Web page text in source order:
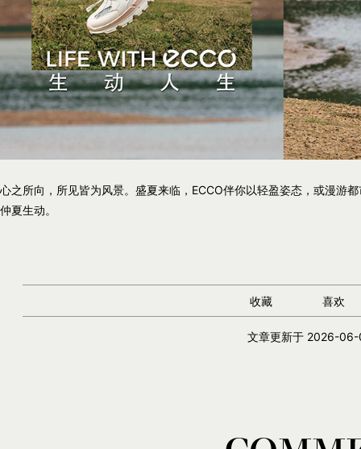
心之所向，所见皆为风景。盛夏来临，ECCO伴你以轻盈姿态，或漫游
仲夏生动。
收藏 喜欢
文章更新于2026-06-